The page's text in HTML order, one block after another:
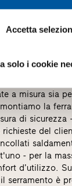
Accetta
solo i cookie
qualità. Perché
a misura sia
la
di sicurezza
richieste del
- per la
d’utilizzo.
serramento è